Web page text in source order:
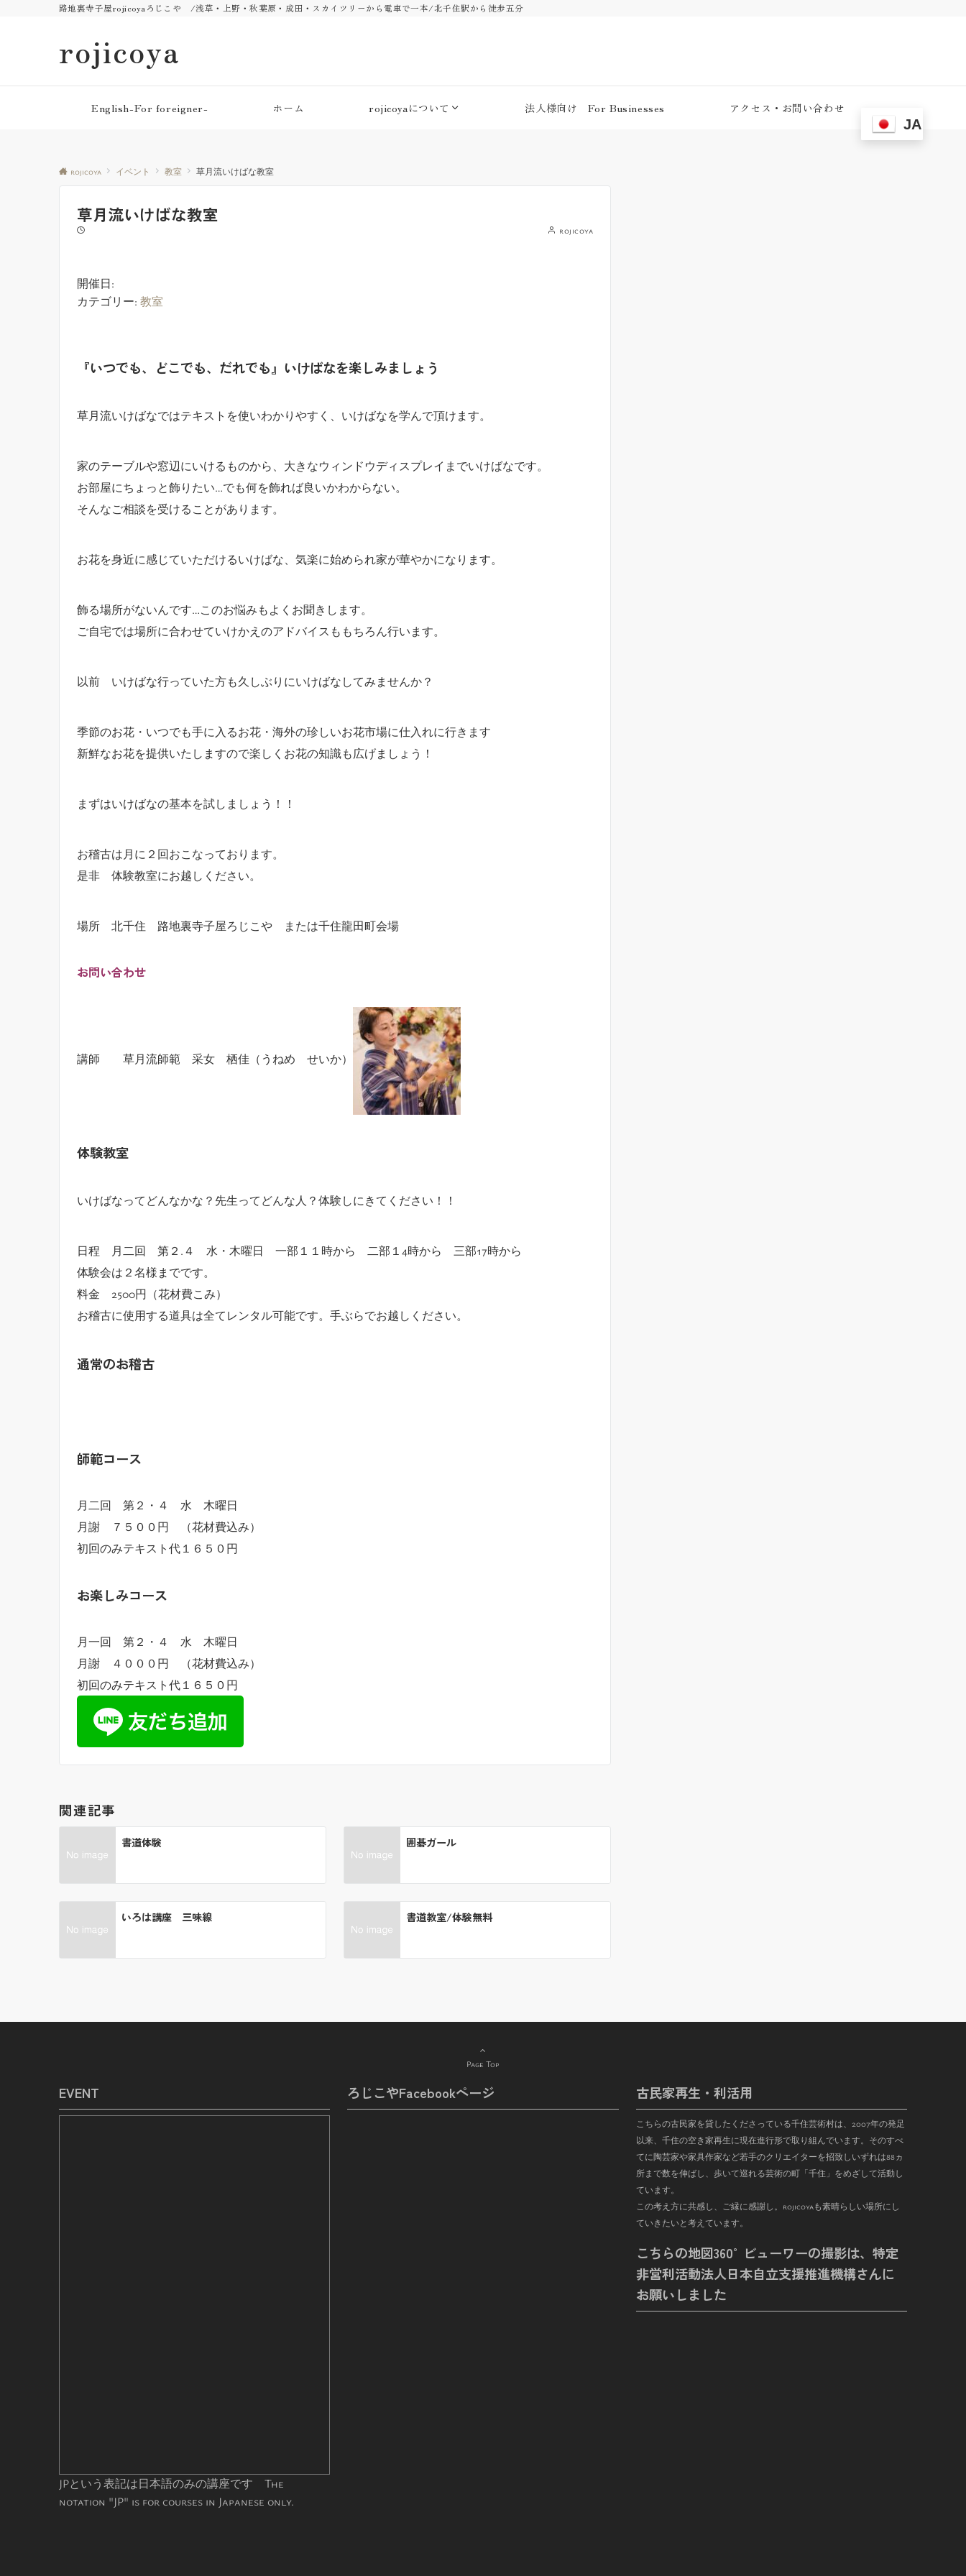
路地裏寺子屋rojicoyaろじこや /浅草・上野・秋葉原・成田・スカイツリーから電車で一本/北千住駅から徒歩五分
rojicoya
English-For foreigner- ホーム rojicoyaについて 法人様向け For Businesses アクセス・お問い合わせ
JA
rojicoya イベント 教室 草月流いけばな教室
草月流いけばな教室
rojicoya
開催日:
カテゴリー: 教室
『いつでも、どこでも、だれでも』いけばなを楽しみましょう
草月流いけばなではテキストを使いわかりやすく、いけばなを学んで頂けます。
家のテーブルや窓辺にいけるものから、大きなウィンドウディスプレイまでいけばなです。
お部屋にちょっと飾りたい…でも何を飾れば良いかわからない。
そんなご相談を受けることがあります。
お花を身近に感じていただけるいけばな、気楽に始められ家が華やかになります。
飾る場所がないんです…このお悩みもよくお聞きします。
ご自宅では場所に合わせていけかえのアドバイスももちろん行います。
以前 いけばな行っていた方も久しぶりにいけばなしてみませんか？
季節のお花・いつでも手に入るお花・海外の珍しいお花市場に仕入れに行きます
新鮮なお花を提供いたしますので楽しくお花の知識も広げましょう！
まずはいけばなの基本を試しましょう！！
お稽古は月に２回おこなっております。
是非 体験教室にお越しください。
場所 北千住 路地裏寺子屋ろじこや または千住龍田町会場
お問い合わせ
講師 草月流師範 采女 栖佳（うねめ せいか）
体験教室
いけばなってどんなかな？先生ってどんな人？体験しにきてください！！
日程 月二回 第２.４ 水・木曜日 一部１１時から 二部１4時から 三部17時から
体験会は２名様までです。
料金 2500円（花材費こみ）
お稽古に使用する道具は全てレンタル可能です。手ぶらでお越しください。
通常のお稽古
師範コース
月二回 第２・４ 水 木曜日
月謝 ７５００円 （花材費込み）
初回のみテキスト代１６５０円
お楽しみコース
月一回 第２・４ 水 木曜日
月謝 ４０００円 （花材費込み）
初回のみテキスト代１６５０円
関連記事
書道体験 囲碁ガール
いろは講座 三味線 書道教室/体験無料
Page Top
EVENT
JPという表記は日本語のみの講座です The
notation "JP" is for courses in Japanese only.
ろじこやFacebookページ 古民家再生・利活用
こちらの古民家を貸したくださっている千住芸術村は、 2007年の発足
以来、千住の空き家再生に現在進行形で取り組んでいます。そのすべ
てに陶芸家や家具作家など若手のクリエイターを招致しいずれは88ヵ
所まで数を伸ばし、歩いて巡れる芸術の町「千住」をめざして活動し
ています。
この考え方に共感し、ご縁に感謝し。rojicoyaも素晴らしい場所にし
ていきたいと考えています。
こちらの地図360°ビューワーの撮影は、特定
非営利活動法人日本自立支援推進機構さんに
お願いしました